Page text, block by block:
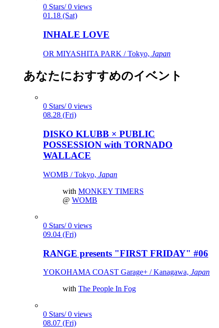
0 Stars/ 0 views
01.18 (Sat)
INHALE LOVE
OR MIYASHITA PARK / Tokyo, Japan
あなたにおすすめのイベント
0 Stars/ 0 views
08.28 (Fri)
DISKO KLUBB × PUBLIC
POSSESSION with TORNADO
WALLACE
WOMB / Tokyo, Japan
with MONKEY TIMERS
@ WOMB
0 Stars/ 0 views
09.04 (Fri)
RANGE presents "FIRST FRIDAY" #06
YOKOHAMA COAST Garage+ / Kanagawa, Japan
with The People In Fog
0 Stars/ 0 views
08.07 (Fri)